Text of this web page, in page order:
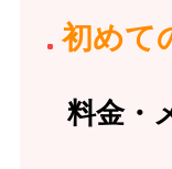
初めて
料金・